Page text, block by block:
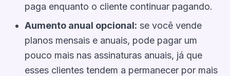
paga enquanto o cliente continuar pagando.
Aumento anual opcional: se você vende
planos mensais e anuais, pode pagar um
pouco mais nas assinaturas anuais, já que
esses clientes tendem a permanecer por mais